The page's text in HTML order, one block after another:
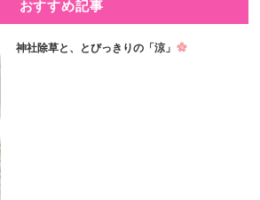
おすすめ記事
神社除草と、とびっきりの「涼」